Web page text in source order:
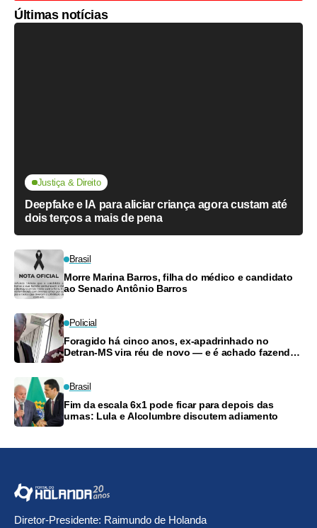
Últimas notícias
Justiça & Direito
Deepfake e IA para aliciar criança agora custam até
dois terços a mais de pena
Brasil
Morre Marina Barros, filha do médico e candidato
ao Senado Antônio Barros
Policial
Foragido há cinco anos, ex-apadrinhado no
Detran-MS vira réu de novo — e é achado fazendo
Brasil
Fim da escala 6x1 pode ficar para depois das
urnas: Lula e Alcolumbre discutem adiamento
Diretor-Presidente: Raimundo de Holanda